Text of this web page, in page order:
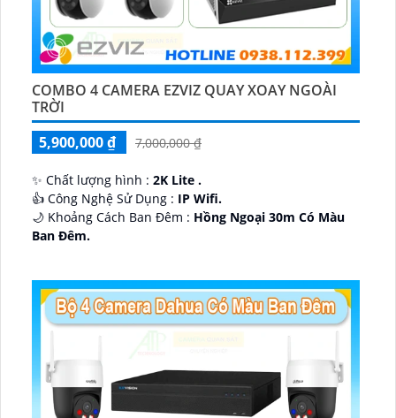
COMBO 4 CAMERA EZVIZ QUAY XOAY NGOÀI
TRỜI
5,900,000 ₫
7,000,000 ₫
✨ Chất lượng hình : 2K Lite .
👍 Công Nghệ Sử Dụng : IP Wifi.
🌙 Khoảng Cách Ban Đêm : Hồng Ngoại 30m Có Màu
Ban Ðêm.